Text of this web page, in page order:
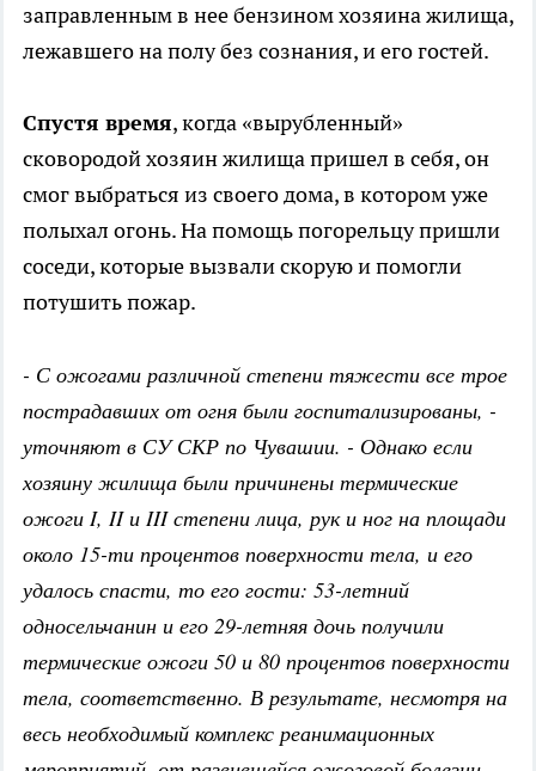
заправленным в нее бензином хозяина жилища,
лежавшего на полу без сознания, и его гостей.
Спустя время, когда «вырубленный»
сковородой хозяин жилища пришел в себя, он
смог выбраться из своего дома, в котором уже
полыхал огонь. На помощь погорельцу пришли
соседи, которые вызвали скорую и помогли
потушить пожар.
- С ожогами различной степени тяжести все трое
пострадавших от огня были госпитализированы, -
уточняют в СУ СКР по Чувашии. - Однако если
хозяину жилища были причинены термические
ожоги I, II и III степени лица, рук и ног на площади
около 15-ти процентов поверхности тела, и его
удалось спасти, то его гости: 53-летний
односельчанин и его 29-летняя дочь получили
термические ожоги 50 и 80 процентов поверхности
тела, соответственно. В результате, несмотря на
весь необходимый комплекс реанимационных